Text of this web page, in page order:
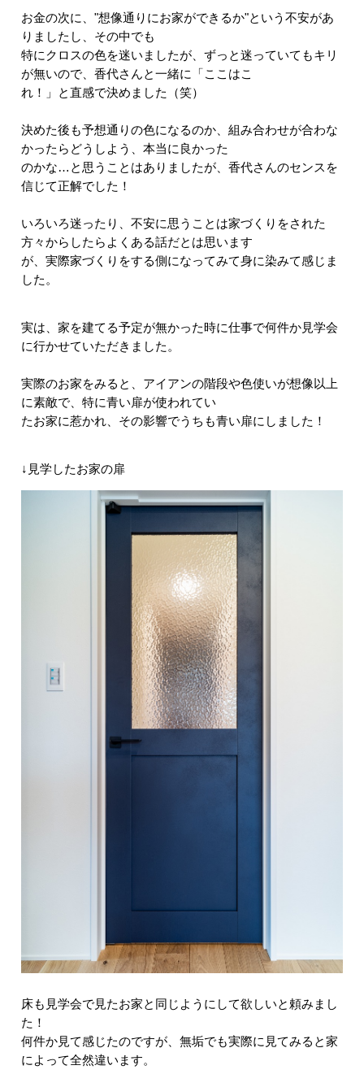
お金の次に、"想像通りにお家ができるか"という不安があ
りましたし、その中でも
特にクロスの色を迷いましたが、ずっと迷っていてもキリ
が無いので、香代さんと一緒に「ここはこ
れ！」と直感で決めました（笑）
決めた後も予想通りの色になるのか、組み合わせが合わな
かったらどうしよう、本当に良かった
のかな…と思うことはありましたが、香代さんのセンスを
信じて正解でした！
いろいろ迷ったり、不安に思うことは家づくりをされた
方々からしたらよくある話だとは思います
が、実際家づくりをする側になってみて身に染みて感じま
した。
実は、家を建てる予定が無かった時に仕事で何件か見学会
に行かせていただきました。
実際のお家をみると、アイアンの階段や色使いが想像以上
に素敵で、特に青い扉が使われてい
たお家に惹かれ、その影響でうちも青い扉にしました！
↓見学したお家の扉
床も見学会で見たお家と同じようにして欲しいと頼みまし
た！
何件か見て感じたのですが、無垢でも実際に見てみると家
によって全然違います。